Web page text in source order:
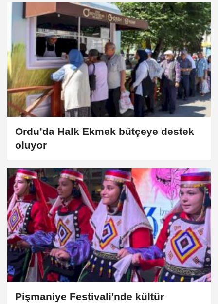
Ordu’da Halk Ekmek bütçeye destek
oluyor
Pişmaniye Festivali'nde kültür